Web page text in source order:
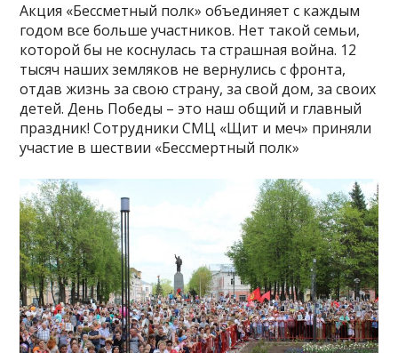
Акция «Бессметный полк» объединяет с каждым
годом все больше участников. Нет такой семьи,
которой бы не коснулась та страшная война. 12
тысяч наших земляков не вернулись с фронта,
отдав жизнь за свою страну, за свой дом, за своих
детей. День Победы – это наш общий и главный
праздник! Сотрудники СМЦ «Щит и меч» приняли
участие в шествии «Бессмертный полк»